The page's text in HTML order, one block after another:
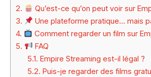
2.
Qu’est-ce qu’on peut voir sur
3.
Une plateforme pratique… mais
4.
Comment regarder un film sur
5.
FAQ
5.1. Empire Streaming est-il légal ?
5.2. Puis-je regarder des films